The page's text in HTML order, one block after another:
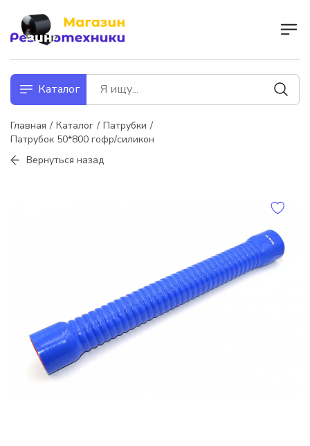
Каталог
Главная Каталог
Патрубки
Патрубок 50*800 гофр/силикон
Вернуться назад